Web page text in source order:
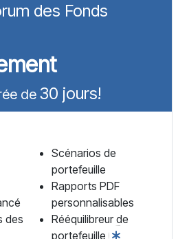
des Fonds
de 30 jours!
des
Scénarios de
portefeuille
Rapports PDF
personnalisables
Rééquilibreur de
portefeuille